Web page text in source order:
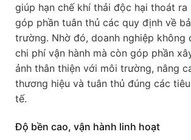
giúp hạn chế khí thải độc hại thoát ra
góp phần tuân thủ các quy định về
trường. Nhờ đó, doanh nghiệp không
chi phí vận hành mà còn góp phần
ảnh thân thiện với môi trường, nâng
thương hiệu và tuân thủ đúng các
tế.
Độ bền cao, vận hành linh hoạt